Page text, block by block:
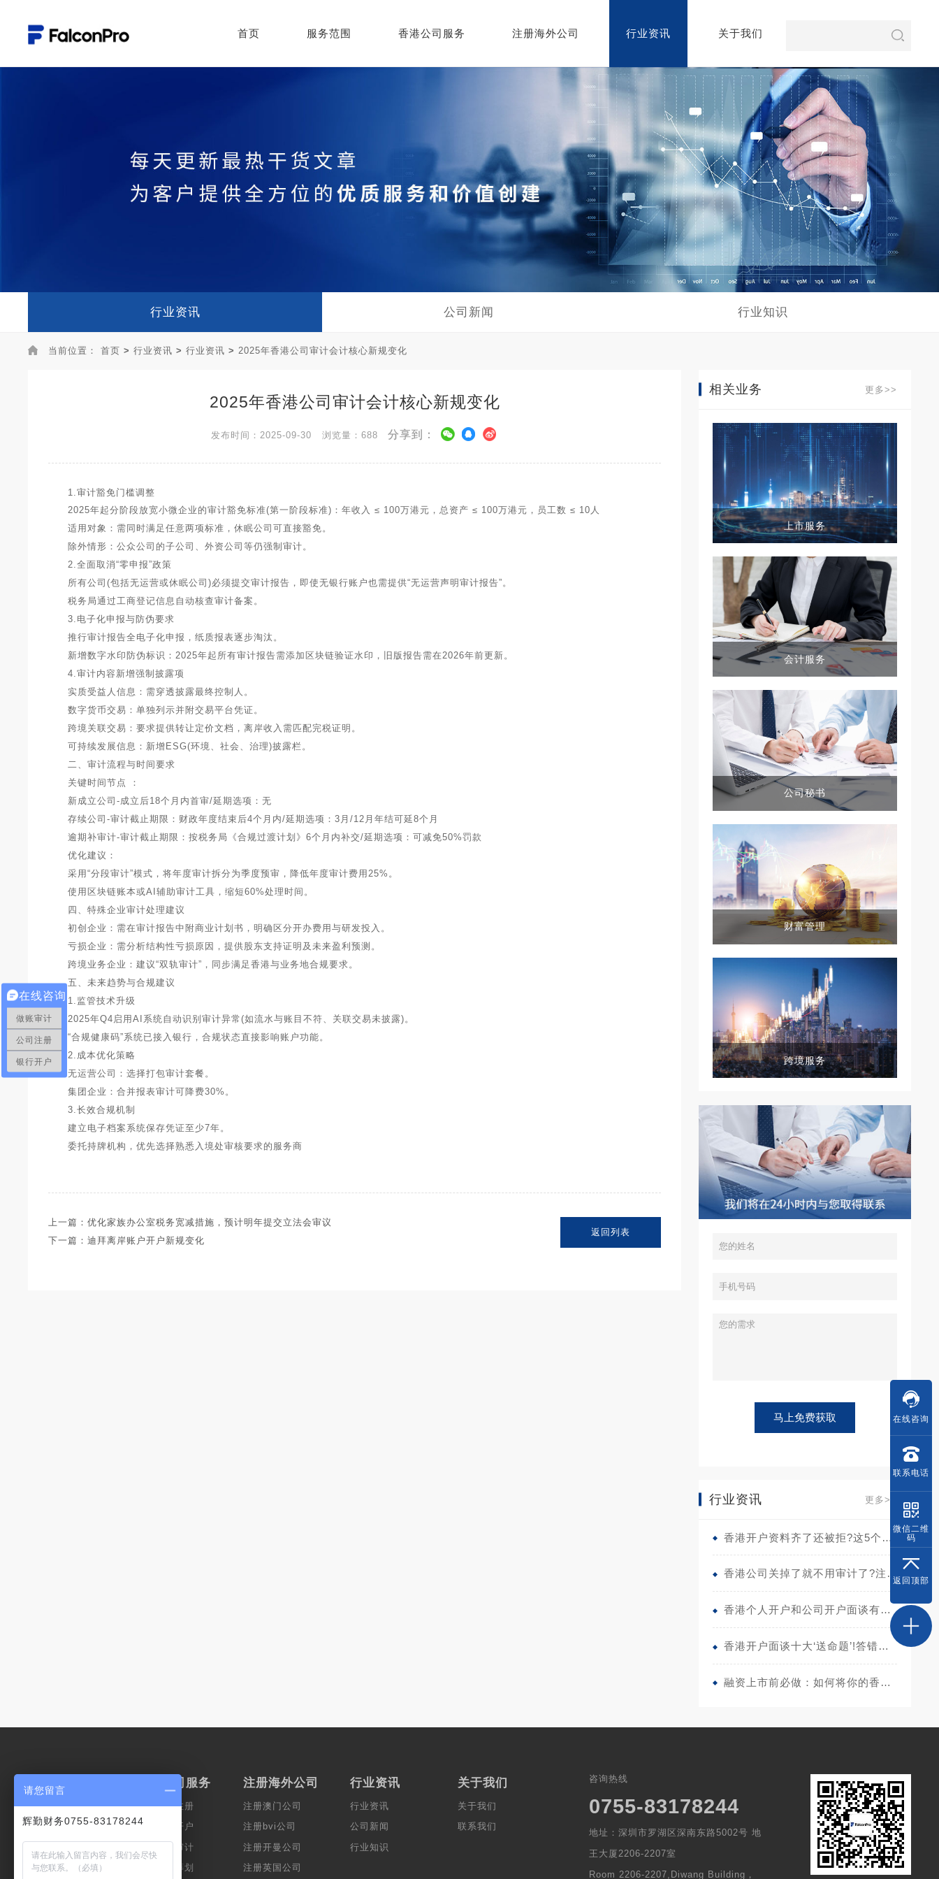
首页 服务范围 香港公司服务 注册海外公司 行业资讯 关于我们
行业资讯 公司新闻 行业知识
当前位置： 首页 > 行业资讯 > 行业资讯 > 2025年香港公司审计会计核心新规变化
2025年香港公司审计会计核心新规变化
发布时间：2025-09-30 浏览量：688 分享到：
1.审计豁免门槛调整
2025年起分阶段放宽小微企业的审计豁免标准(第一阶段标准)：年收入 ≤ 100万港元，总资产 ≤ 100万港元，员工数 ≤ 10人
适用对象：需同时满足任意两项标准，休眠公司可直接豁免。
除外情形：公众公司的子公司、外资公司等仍强制审计。
2.全面取消“零申报”政策
所有公司(包括无运营或休眠公司)必须提交审计报告，即使无银行账户也需提供“无运营声明审计报告”。
税务局通过工商登记信息自动核查审计备案。
3.电子化申报与防伪要求
推行审计报告全电子化申报，纸质报表逐步淘汰。
新增数字水印防伪标识：2025年起所有审计报告需添加区块链验证水印，旧版报告需在2026年前更新。
4.审计内容新增强制披露项
实质受益人信息：需穿透披露最终控制人。
数字货币交易：单独列示并附交易平台凭证。
跨境关联交易：要求提供转让定价文档，离岸收入需匹配完税证明。
可持续发展信息：新增ESG(环境、社会、治理)披露栏。
二、审计流程与时间要求
关键时间节点 ：
新成立公司-成立后18个月内首审/延期选项：无
存续公司-审计截止期限：财政年度结束后4个月内/延期选项：3月/12月年结可延8个月
逾期补审计-审计截止期限：按税务局《合规过渡计划》6个月内补交/延期选项：可减免50%罚款
优化建议：
采用“分段审计”模式，将年度审计拆分为季度预审，降低年度审计费用25%。
使用区块链账本或AI辅助审计工具，缩短60%处理时间。
四、特殊企业审计处理建议
初创企业：需在审计报告中附商业计划书，明确区分开办费用与研发投入。
亏损企业：需分析结构性亏损原因，提供股东支持证明及未来盈利预测。
跨境业务企业：建议“双轨审计”，同步满足香港与业务地合规要求。
五、未来趋势与合规建议
1.监管技术升级
2025年Q4启用AI系统自动识别审计异常(如流水与账目不符、关联交易未披露)。
“合规健康码”系统已接入银行，合规状态直接影响账户功能。
2.成本优化策略
无运营公司：选择打包审计套餐。
集团企业：合并报表审计可降费30%。
3.长效合规机制
建立电子档案系统保存凭证至少7年。
委托持牌机构，优先选择熟悉入境处审核要求的服务商
上一篇：优化家族办公室税务宽减措施，预计明年提交立法会审议
下一篇：迪拜离岸账户开户新规变化
返回列表
相关业务 更多>>
上市服务
会计服务
公司秘书
财富管理
跨境服务
行业资讯 更多>>
香港开户资料齐了还被拒?这5个隐藏雷区90%的人不知道
香港公司关掉了就不用审计了?注销前的税务清理一步都不能少
香港个人开户和公司开户面谈有区别!答错直接白跑一趟!
香港开户面谈十大‘送命题’!答错一句直接拒!
融资上市前必做：如何将你的香港公司账目“审计合规化”?
服务范围
上市服务
会计服务
财富管理
香港公司服务
香港公司注册
香港公司开户
香港公司审计
企业税务筹划
注册海外公司
注册澳门公司
注册bvi公司
注册开曼公司
注册英国公司
行业资讯
行业资讯
公司新闻
行业知识
关于我们
关于我们
联系我们
咨询热线
0755-83178244
地址：深圳市罗湖区深南东路5002号 地
王大厦2206-2207室
Room 2206-2207,Diwang Building，
在线咨询
联系电话
微信二维
码
返回顶部
在线咨询
做账审计
公司注册
银行开户
请您留言
辉勤财务0755-83178244